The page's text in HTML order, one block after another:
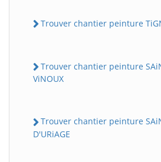
Trouver chantier peinture
Trouver chantier peinture
ViNOUX
Trouver chantier peinture
D'URiAGE